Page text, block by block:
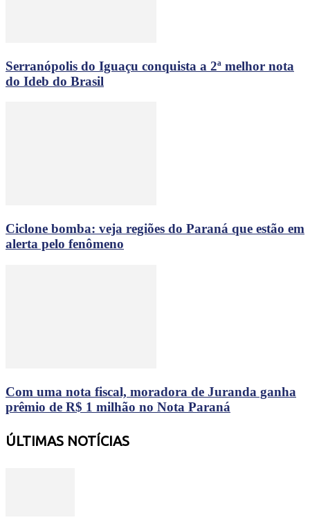
Serranópolis do Iguaçu conquista a 2ª melhor nota
do Ideb do Brasil
Ciclone bomba: veja regiões do Paraná que estão em
alerta pelo fenômeno
Com uma nota fiscal, moradora de Juranda ganha
prêmio de R$ 1 milhão no Nota Paraná
ÚLTIMAS NOTÍCIAS